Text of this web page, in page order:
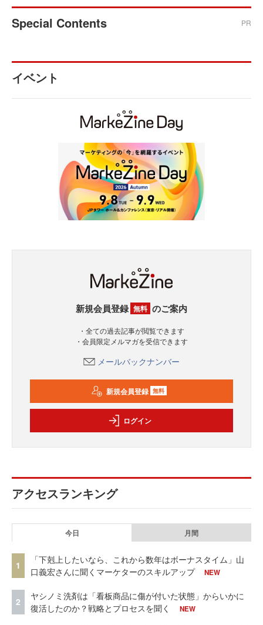
Special Contents PR
イベント
新規会員登録 無料 のご案内
・全ての過去記事が閲覧できます
・会員限定メルマガを受信できます
メールバックナンバー
新規会員登録 無料
ログイン
アクセスランキング
今日 月間
1
「下剋上したいなら、これから数年はボーナスタイム」山
口義宏さんに聞くマーケターのスキルアップ
NEW
2
ヤシノミ洗剤は「看板商品に傷が付いた状態」からいかに
復活したのか？戦略とプロセスを聞く
NEW